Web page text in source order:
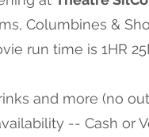
Columbines &
run time is 1HR
and more (no
-- Cash or